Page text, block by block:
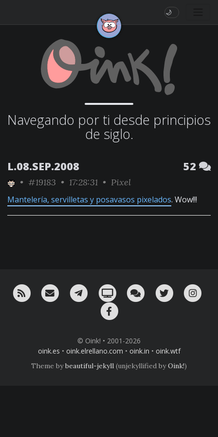
🌙
Navegando por ti desde principios
de siglo.
L.08.SEP.2008 52
• #19183 • 17:28:31 • Pixel
Mantelería, servilletas y posavasos pixelados. Wow!!!
RSS ¡Mándame un email!¡Nuestro canal en Telegram!
Oink! TV Charla con nosotros
Twitter
© Oink! • 2001-2026
oink.es • oink.elrellano.com • oink.in • oink.wtf
Theme bybeautiful-jekyll (unjekyllified byOink!)